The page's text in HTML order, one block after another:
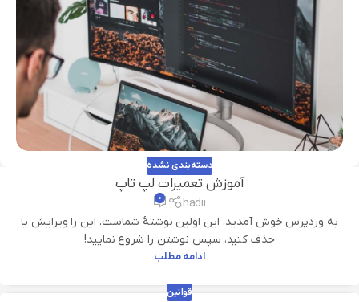
دسته‌بندی نشده
آموزش تعمیرات لپ تاپ
hadii ۰
به وردپرس خوش آمدید. این اولین نوشتهٔ شماست. این را ویرایش یا
حذف کنید، سپس نوشتن را شروع نمایید!
ادامه مطلب
قوانین